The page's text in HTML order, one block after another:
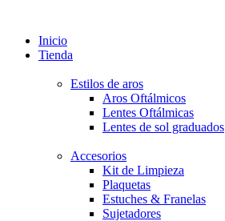
Inicio
Tienda
Estilos de aros
Aros Oftálmicos
Lentes Oftálmicas
Lentes de sol graduados
Accesorios
Kit de Limpieza
Plaquetas
Estuches & Franelas
Sujetadores